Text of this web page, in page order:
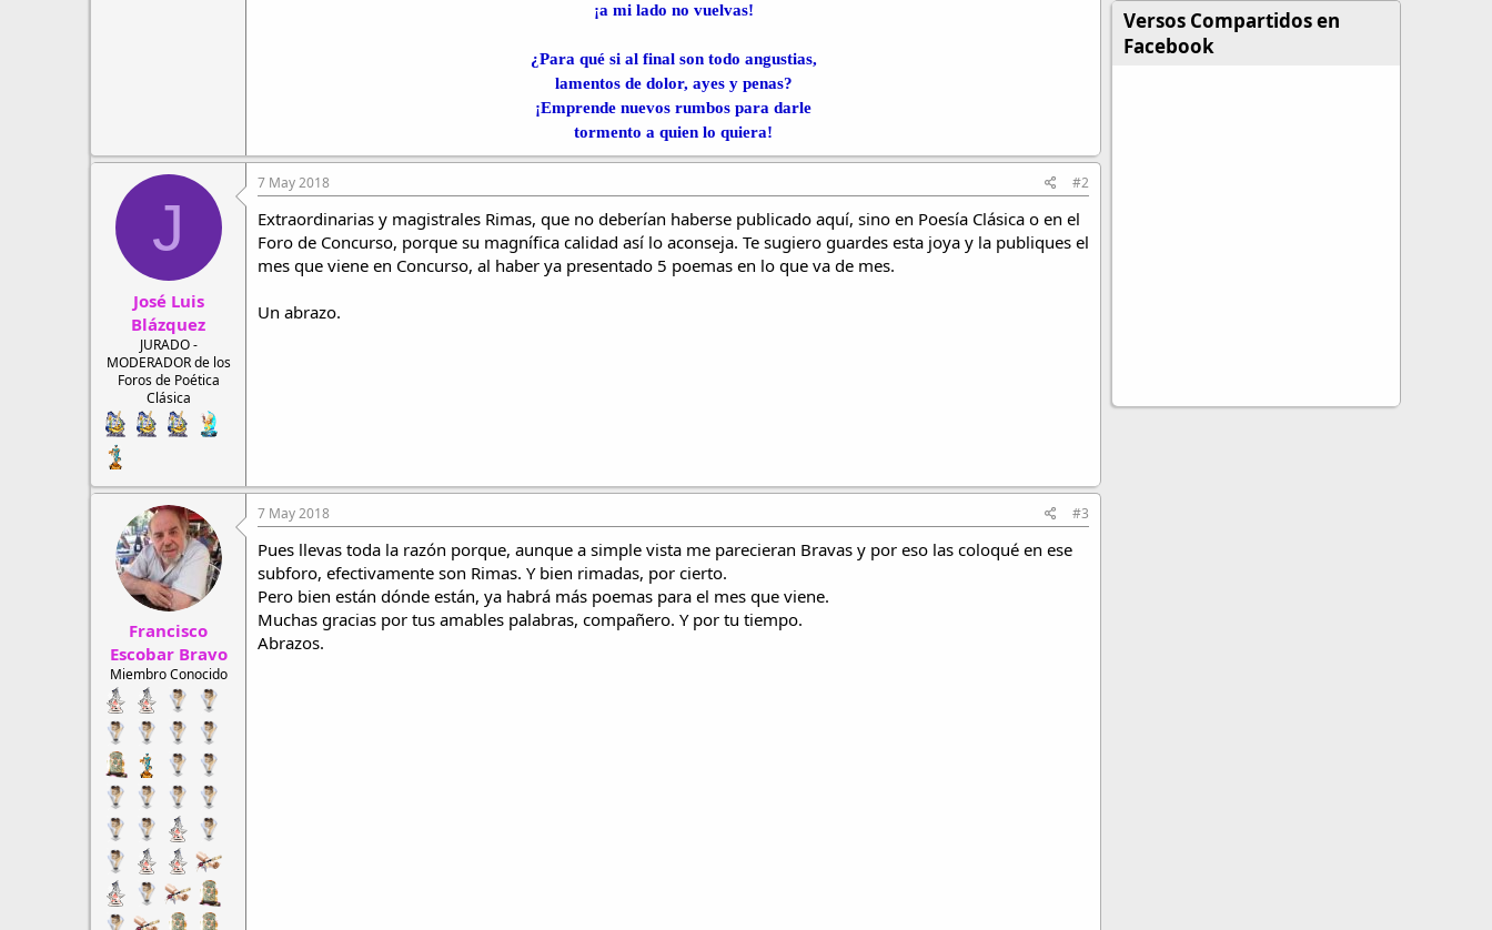
¡a mi lado no vuelvas!
¿Para qué si al final son todo angustias,
lamentos de dolor, ayes y penas?
¡Emprende nuevos rumbos para darle
tormento a quien lo quiera!
J
José Luis
Blázquez
JURADO -
MODERADOR de los
Foros de Poética
Clásica
7 May 2018 #2
Extraordinarias y magistrales Rimas, que no deberían haberse publicado aquí, sino en Poesía Clásica o en el
Foro de Concurso, porque su magnífica calidad así lo aconseja. Te sugiero guardes esta joya y la publiques el
mes que viene en Concurso, al haber ya presentado 5 poemas en lo que va de mes.
Un abrazo.
Francisco
Escobar Bravo
Miembro Conocido
7 May 2018 #3
Pues llevas toda la razón porque, aunque a simple vista me parecieran Bravas y por eso las coloqué en ese
subforo, efectivamente son Rimas. Y bien rimadas, por cierto.
Pero bien están dónde están, ya habrá más poemas para el mes que viene.
Muchas gracias por tus amables palabras, compañero. Y por tu tiempo.
Abrazos.
Versos Compartidos en
Facebook